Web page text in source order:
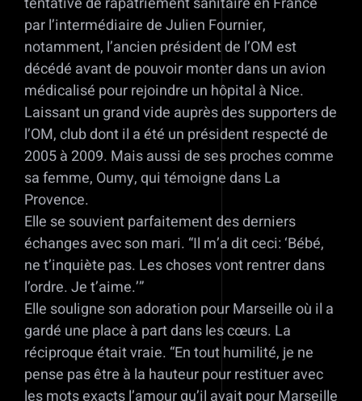
par l’intermédiaire de Julien Fournier,
notamment, l’ancien président de l’OM est
décédé avant de pouvoir monter dans un avion
médicalisé pour rejoindre un hôpital à Nice.
Laissant un grand vide auprès des supporters de
l’OM, club dont il a été un président respecté de
2005 à 2009. Mais aussi de ses proches comme
sa femme, Oumy, qui témoigne dans La
Provence.
Elle se souvient parfaitement des derniers
échanges avec son mari. “Il m’a dit ceci: ‘Bébé,
ne t’inquiète pas. Les choses vont rentrer dans
l’ordre. Je t’aime.’”
Elle souligne son adoration pour Marseille où il a
gardé une place à part dans les cœurs. La
réciproque était vraie. “En tout humilité, je ne
pense pas être à la hauteur pour restituer avec
les mots exacts l’amour qu’il avait pour Marseille